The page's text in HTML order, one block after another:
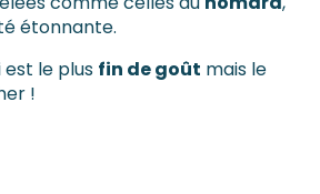
étonnante.
est le plus fin de goût mais le
!